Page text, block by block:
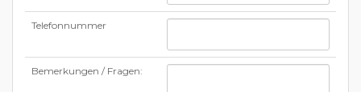
Telefonnummer
Bemerkungen / Fragen: